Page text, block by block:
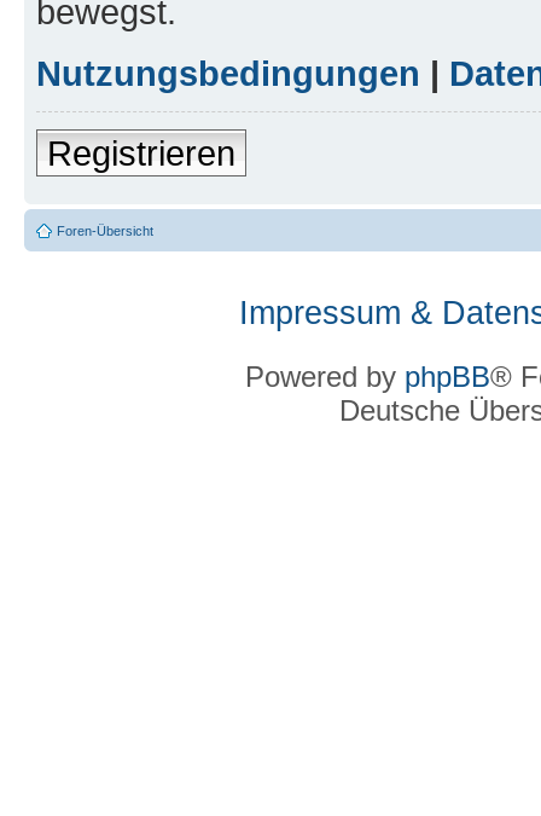
bewegst.
Nutzungsbedingungen |
Registrieren
Foren-Übersicht
Impressum &
Powered by phpBB®
Deutsche